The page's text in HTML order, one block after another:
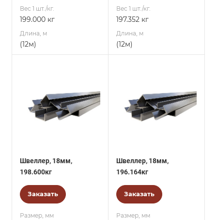
Вес 1 шт./кг.
199.000 кг
Длина, м
(12м)
Вес 1 шт./кг.
197.352 кг
Длина, м
(12м)
Швеллер, 18мм,
198.600кг
Заказать
Размер, мм
Швеллер, 18мм,
196.164кг
Заказать
Размер, мм